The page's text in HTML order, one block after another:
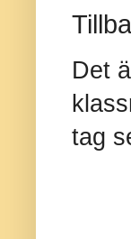
Det
tag